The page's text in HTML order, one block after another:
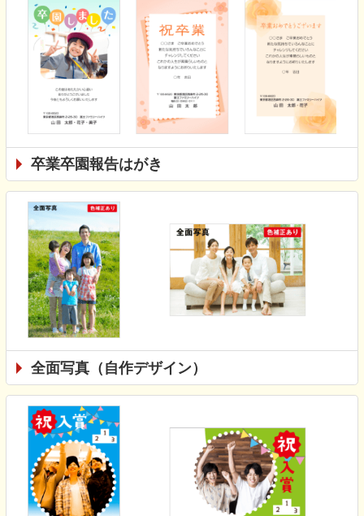
卒業卒園報告はがき
全面写真（自作デザイン）